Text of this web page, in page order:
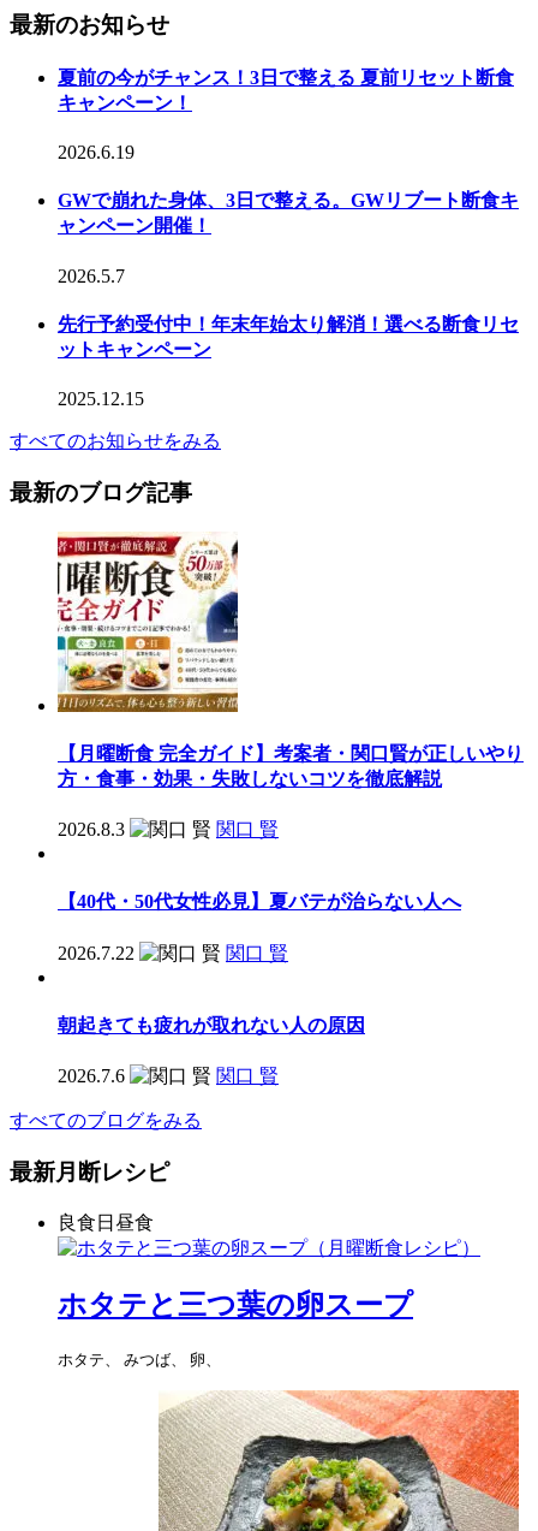
最新のお知らせ
夏前の今がチャンス！3日で整える 夏前リセット断食
キャンペーン！
2026.6.19
GWで崩れた身体、3日で整える。GWリブート断食キ
ャンペーン開催！
2026.5.7
先行予約受付中！年末年始太り解消！選べる断食リセ
ットキャンペーン
2025.12.15
すべてのお知らせをみる
最新のブログ記事
【月曜断食 完全ガイド】考案者・関口賢が正しいやり
方・食事・効果・失敗しないコツを徹底解説
2026.8.3 関口 賢
【40代・50代女性必見】夏バテが治らない人へ
2026.7.22 関口 賢
朝起きても疲れが取れない人の原因
2026.7.6 関口 賢
すべてのブログをみる
最新月断レシピ
良食日昼食
ホタテと三つ葉の卵スープ
ホタテ、 みつば、 卵、